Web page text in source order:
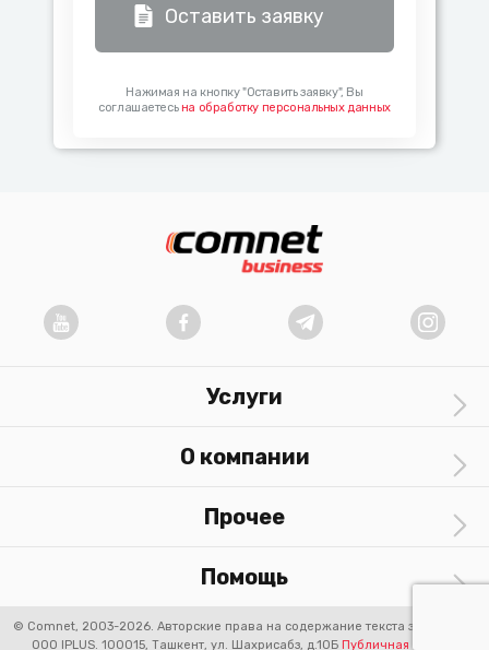
Оставить заявку
Нажимая на кнопку "Оставить заявку", Вы
соглашаетесь на обработку персональных данных
Услуги
О компании
Прочее
Помощь
© Comnet, 2003-2026. Авторские права на содержание текста защищены.
OOO IPLUS. 100015, Ташкент, ул. Шахрисабз, д.10БПубличная оферта